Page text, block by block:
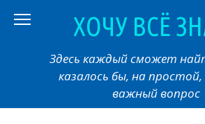
ХОЧУ ВСЁ
Здесь каждый сможет
казалось бы, на простой,
важный вопрос